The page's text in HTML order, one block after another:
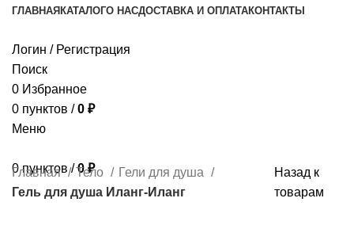
ГЛАВНАЯ КАТАЛОГО НАСДОСТАВКА И ОПЛАТАКОНТАКТЫ
Логин / Регистрация
Поиск
0 Избранное
0 пунктов / 0 ₽
Меню
0пунктов / 0₽
Главная Тело
Гели для душа
Гель для душа Иланг-Иланг
Назад к
товарам